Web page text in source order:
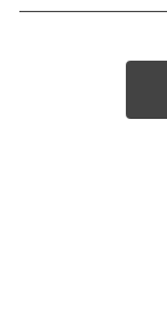
ACCESSORIES
ACCESSORIES